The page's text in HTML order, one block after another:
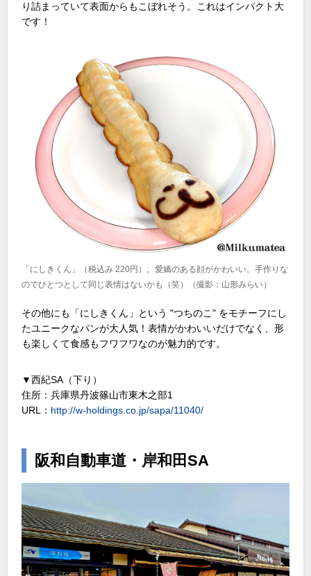
り詰まっていて表面からもこぼれそう。これはインパクト大
です！
「にしきくん」（税込み 220円）。愛嬌のある顔がかわいい。手作りな
のでひとつとして同じ表情はないかも（笑）（撮影：山形みらい）
その他にも「にしきくん」という "つちのこ" をモチーフにし
たユニークなパンが大人気！表情がかわいいだけでなく、形
も楽しくて食感もフワフワなのが魅力的です。
▼西紀SA（下り）
住所：兵庫県丹波篠山市東木之部1
URL： http://w-holdings.co.jp/sapa/11040/
阪和自動車道・岸和田SA